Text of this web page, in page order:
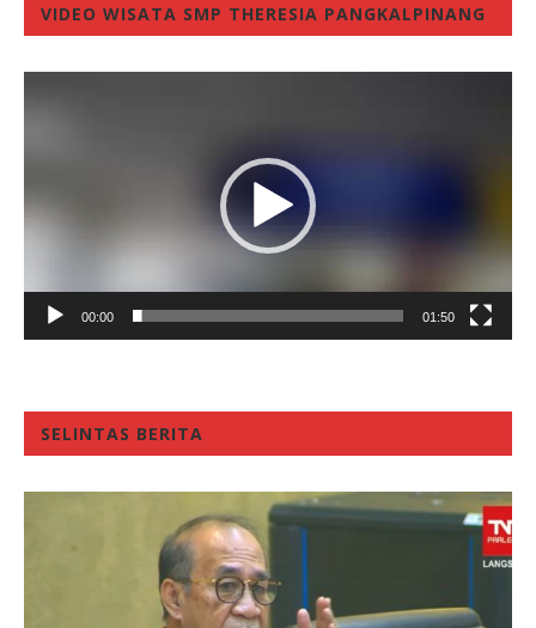
VIDEO WISATA SMP THERESIA PANGKALPINANG
00:00 01:50
SELINTAS BERITA